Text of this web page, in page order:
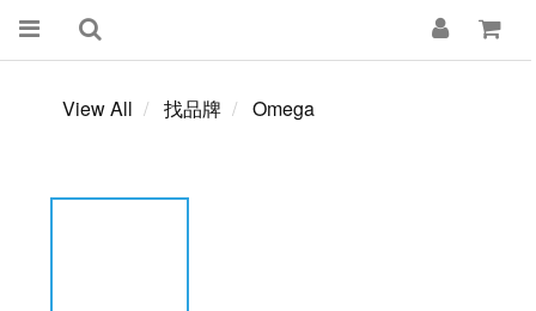
View All 找品牌 Omega